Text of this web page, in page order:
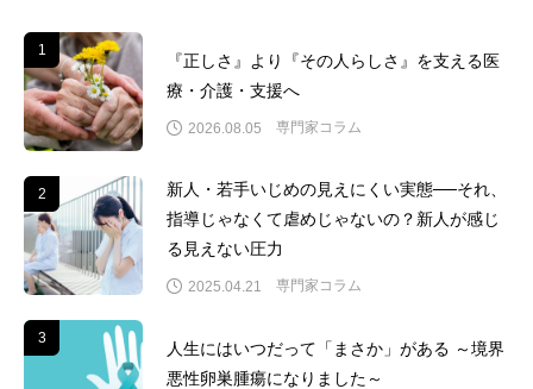
1
『正しさ』より『その人らしさ』を支える医
療・介護・支援へ
2026.08.05 専門家コラム
2
新人・若手いじめの見えにくい実態──それ、
指導じゃなくて虐めじゃないの？新人が感じ
る見えない圧力
2025.04.21 専門家コラム
3
人生にはいつだって「まさか」がある ～境界
悪性卵巣腫瘍になりました～